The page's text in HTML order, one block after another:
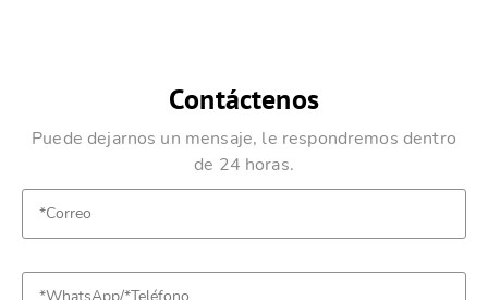
Contáctenos
Puede dejarnos un mensaje, le respondremos dentro
de 24 horas.